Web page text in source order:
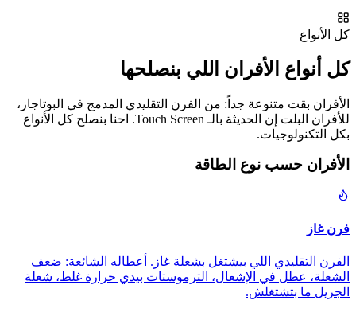
كل الأنواع
كل أنواع الأفران اللي بنصلحها
الأفران بقت متنوعة جداً: من الفرن التقليدي المدمج في البوتاجاز،
للأفران البلت إن الحديثة بالـ Touch Screen. احنا بنصلح كل الأنواع
بكل التكنولوجيات.
الأفران حسب نوع الطاقة
فرن غاز
الفرن التقليدي اللي بيشتغل بشعلة غاز. أعطاله الشائعة: ضعف
الشعلة، عطل في الإشعال، الترموستات بيدي حرارة غلط، شعلة
الجريل ما بتشتغلش.